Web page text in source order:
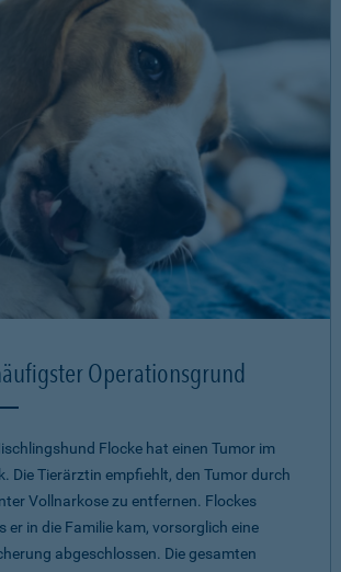
Operationsgrund
Flocke hat einen Tumor im
Die Tierärztin empfiehlt, den Tumor durch
Vollnarkose zu entfernen. Flockes
er in die Familie kam, vorsorglich eine
abgeschlossen. Die gesamten